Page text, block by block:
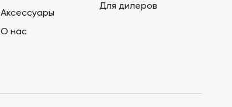
Аксессуары
О нас
Для дилеров